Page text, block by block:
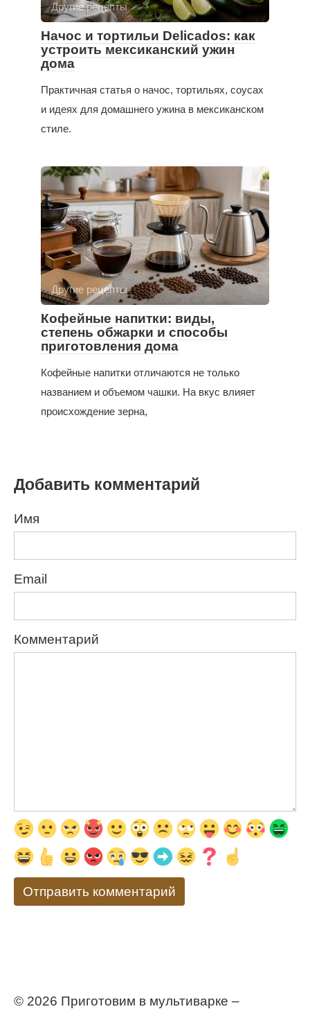
Другие рецепты
Начос и тортильи Delicados: как
устроить мексиканский ужин
дома
Практичная статья о начос, тортильях, соусах
и идеях для домашнего ужина в мексиканском
стиле.
Другие рецепты
Кофейные напитки: виды,
степень обжарки и способы
приготовления дома
Кофейные напитки отличаются не только
названием и объемом чашки. На вкус влияет
происхождение зерна,
Добавить комментарий
Имя
Email
Комментарий
© 2026 Приготовим в мультиварке –